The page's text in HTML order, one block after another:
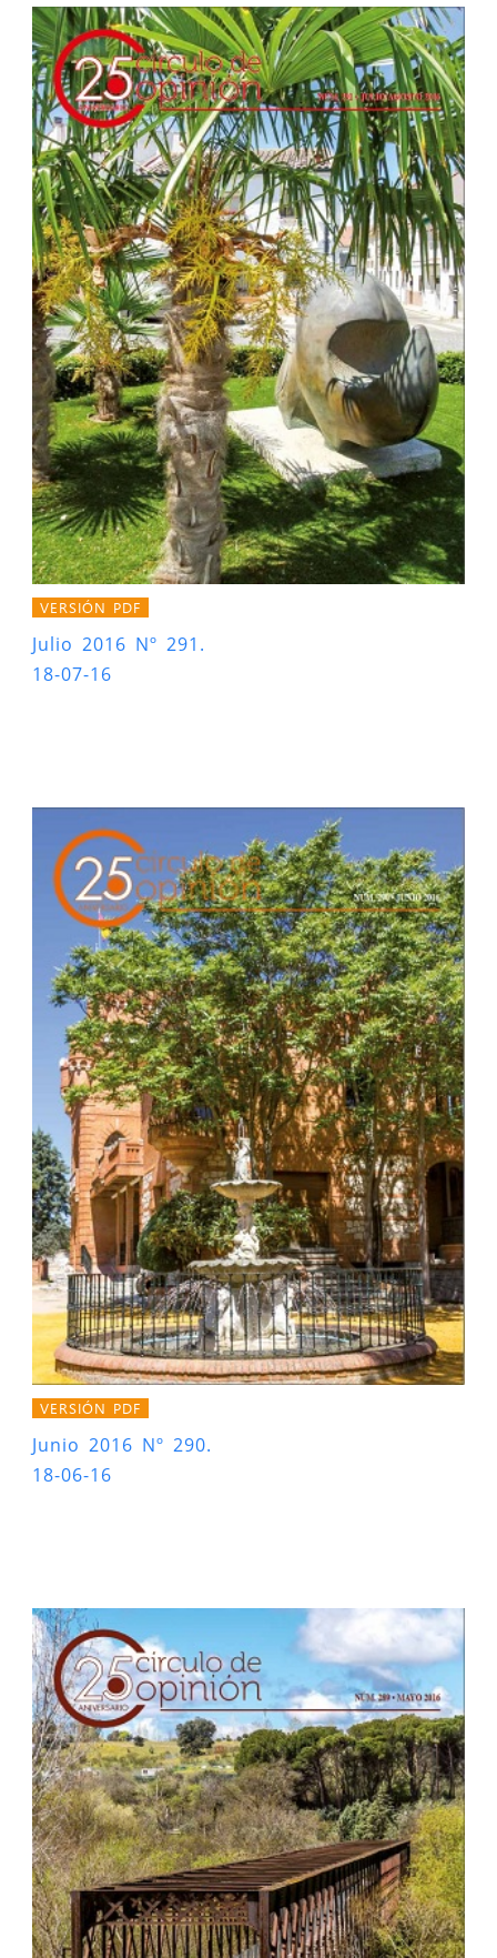
VERSIÓN PDF
Julio 2016 Nº 291.
18-07-16
VERSIÓN PDF
Junio 2016 Nº 290.
18-06-16